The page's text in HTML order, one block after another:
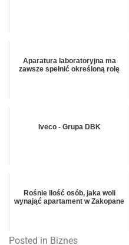
Aparatura laboratoryjna ma
zawsze spełnić określoną rolę
Iveco - Grupa DBK
Rośnie ilość osób, jaka woli
wynająć apartament w Zakopane
Posted in Biznes